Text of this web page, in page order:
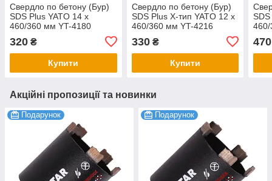
Свердло по бетону (Бур)
SDS Plus YATO 14 х
460/360 мм YT-4180
320 ₴
Купити
Свердло по бетону (Бур)
SDS Plus Х-тип YATO 12 х
460/360 мм YT-4216
330₴
Купити
470
Акційні пропозиції та новинки
Подарунок Подарунок